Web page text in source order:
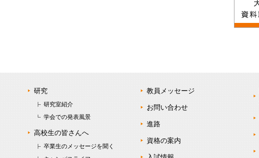
研究
研究室紹介
学会での発表風景
高校生の皆さんへ
卒業生のメッセージを聞く
教員メッセージ
お問い合わせ
進路
資格の案内